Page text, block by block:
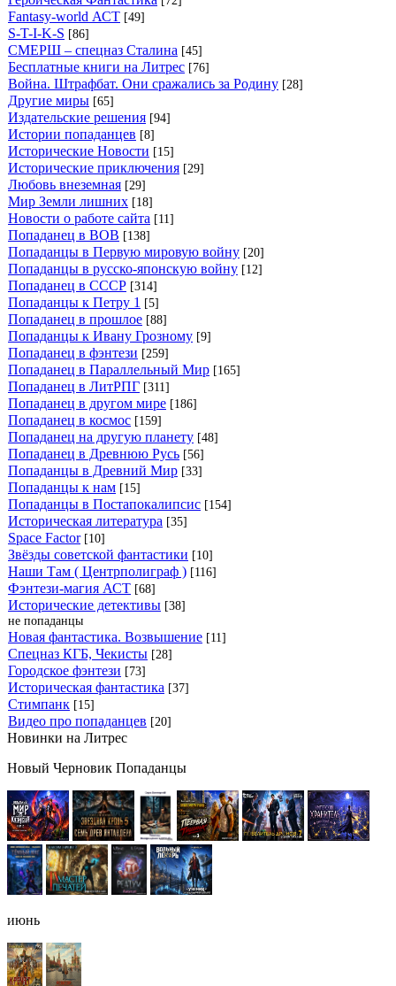
Fantasy-world АСТ [49]
S-T-I-K-S [86]
СМЕРШ – спецназ Сталина [45]
Бесплатные книги на Литрес [76]
Война. Штрафбат. Они сражались за Родину [28]
Другие миры [65]
Издательские решения [94]
Истории попаданцев [8]
Исторические Новости [15]
Исторические приключения [29]
Любовь внеземная [29]
Мир Земли лишних [18]
Новости о работе сайта [11]
Попаданец в ВОВ [138]
Попаданцы в Первую мировую войну [20]
Попаданцы в русско-японскую войну [12]
Попаданец в СССР [314]
Попаданцы к Петру 1 [5]
Попаданец в прошлое [88]
Попаданцы к Ивану Грозному [9]
Попаданец в фэнтези [259]
Попаданец в Параллельный Мир [165]
Попаданец в ЛитРПГ [311]
Попаданец в другом мире [186]
Попаданец в космос [159]
Попаданец на другую планету [48]
Попаданец в Древнюю Русь [56]
Попаданцы в Древний Мир [33]
Попаданцы к нам [15]
Попаданцы в Постапокалипсис [154]
Историческая литература [35]
Space Factor [10]
Звёзды советской фантастики [10]
Наши Там ( Центрполиграф ) [116]
Фэнтези-магия АСТ [68]
Исторические детективы [38]
не попаданцы
Новая фантастика. Возвышение [11]
Спецназ КГБ, Чекисты [28]
Городское фэнтези [73]
Историческая фантастика [37]
Стимпанк [15]
Видео про попаданцев [20]
Новинки на Литрес
Новый Черновик Попаданцы
июнь